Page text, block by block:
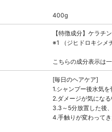
400g
【特徴成分】ケラチ
※1 （ジヒドロキシメ
こちらの成分表示は
[毎日のヘアケア]
1.シャンプー後水気
2.ダメージが気にな
3.3～5分放置した後
4.手触りが変わって